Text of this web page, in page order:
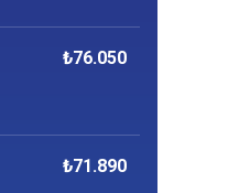
₺76.050
₺71.890